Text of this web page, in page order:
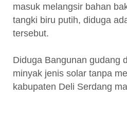
masuk melangsir bahan
tangki biru putih, diduga
tersebut.
Diduga Bangunan gudang
minyak jenis solar tanpa
kabupaten Deli Serdang